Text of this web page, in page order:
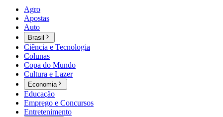
Agro
Apostas
Auto
Brasil
Ciência e Tecnologia
Colunas
Copa do Mundo
Cultura e Lazer
Economia
Educação
Emprego e Concursos
Entretenimento